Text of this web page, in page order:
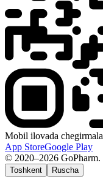
Mobil ilovada
App StoreGoogle Play
© 2020–2026 GoPharm.
Toshkent Ruscha